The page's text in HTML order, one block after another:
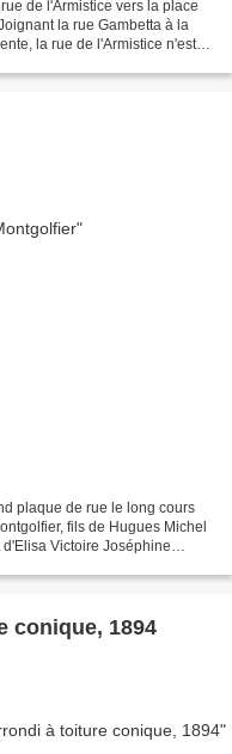
de l'Armistice vers la place
la rue Gambetta à la
la rue de l'Armistice n'est
plaque de rue le long cours
fils de Hugues Michel
Victoire Joséphine
conique, 1894